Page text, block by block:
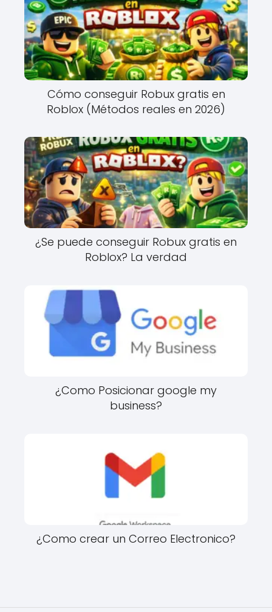
Cómo conseguir Robux gratis en
Roblox (Métodos reales en 2026)
¿Se puede conseguir Robux gratis en
Roblox? La verdad
¿Como Posicionar google my
business?
¿Como crear un Correo Electronico?